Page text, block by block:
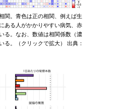
関。青色は正の相関、例えば生
ある人がかかりやすい病気、赤
る。なお、数値は相関係数（濃
る。（クリックで拡大） 出典：